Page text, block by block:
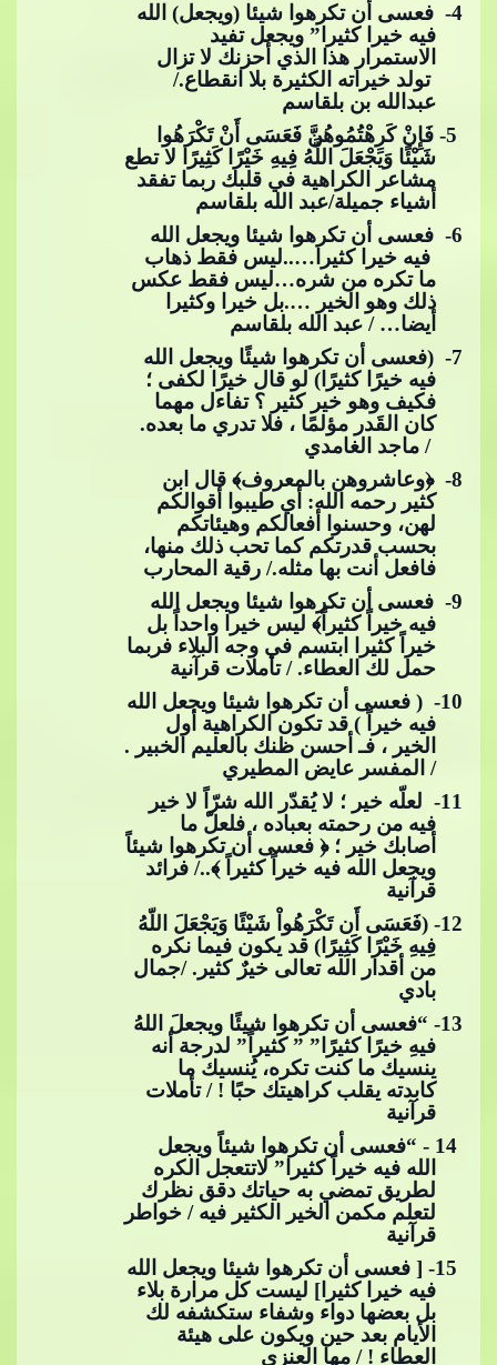
4- فعسى أن تكرهوا شيئا (ويجعل) الله
فيه خيرا كثيرا” ويجعل تفيد
الاستمرار هذا الذي أحزنك لا تزال
تولد خيراته الكثيرة بلا انقطاع./
عبدالله بن بلقاسم
​​ 5- فَإِنْ كَرِهْتُمُوهُنَّ فَعَسَى أَنْ تَكْرَهُوا
شَيْئًا وَيَجْعَلَ اللَّهُ فِيهِ خَيْرًا كَثِيرًا لا تطع
مشاعر الكراهية في قلبك ربما تفقد
أشياء جميلة/عبد الله بلقاسم
6- فعسى أن تكرهوا شيئا ويجعل الله
فيه خيرا كثيرا…..ليس فقط ذهاب
ما تكره من شره…ليس فقط عكس
ذلك وهو الخير ….بل خيرا وكثيرا
أيضا… / عبد الله بلقاسم
7- (فعسى أن تكرهوا شيئًا ويجعل الله
فيه خيرًا كثيرًا) لو قال خيرًا لكفى ؛
فكيف وهو خير كثير ؟ تفاءل مهما
كان القَدر مؤلمًا ، فلا تدري ما بعده.
/ ماجد الغامدي
8- ﴿وعاشروهن بالمعروف﴾ قال ابن
كثير رحمه الله: أي طيبوا أقوالكم
لهن، وحسنوا أفعالكم وهيئاتكم
بحسب قدرتكم كما تحب ذلك منها،
فافعل أنت بها مثله./ رقية المحارب
9- فعسى أن تكرهوا شيئا ويجعل الله
فيه خيراً كثيراً﴾ ليس خيرا واحداً بل
خيراً​​كثيرا ابتسم في وجه البلاء فربما
حمل لك العطاء. / تأملات قرآنية
10- ( فعسى أن تكرهوا شيئا ويجعل الله
فيه خيراً ) قد تكون الكراهية أول
الخير ، فـ أحسن ظنك بالعليم الخبير .
/ المفسر عايض المطيري
11- لعلّه خير ؛ لا يُقدّر الله شرّاً لا خير
فيه من رحمته بعباده ، فلعلّ ما
أصابك خير ؛ ﴿ فعسى أن تكرهوا شيئاً
ويجعل الله فيه خيراً كثيراً ﴾../ فرائد
قرآنية
12- (فَعَسَى أَن تَكْرَهُواْ شَيْئًا وَيَجْعَلَ اللّهُ
فِيهِ خَيْرًا كَثِيرًا) قد يكون فيما نكره
من أقدار الله تعالى خيرٌ كثير. /جمال
بادي
13- “فعسى أن تكرهوا شيئًا ويجعلَ اللهُ
فيهِ خيرًا كثيرًا” ” كثيراً” لدرجة أنه
ينسيك ما كنت تكره، يُنسيك ما
كابدته يقلب كراهيتك حبًا ! / تأملات
قرآنية
​​ 14 - “فعسى أن تكرهوا شيئاً ويجعل
الله فيه خيراً كثيرا” لاتتعجل الكره
لطريق تمضي به حياتك دقق نظرك
لتعلم مكمن الخير الكثير فيه /​​ خواطر
قرآنية
​​ 15- [ فعسى أن تكرهوا شيئا ويجعل الله
فيه خيرا كثيرا] ليست كل مرارة بلاء
بل بعضها دواء وشفاء ستكشفه لك
اﻷيام بعد حين ويكون على هيئة
العطاء ! / مها العنزي